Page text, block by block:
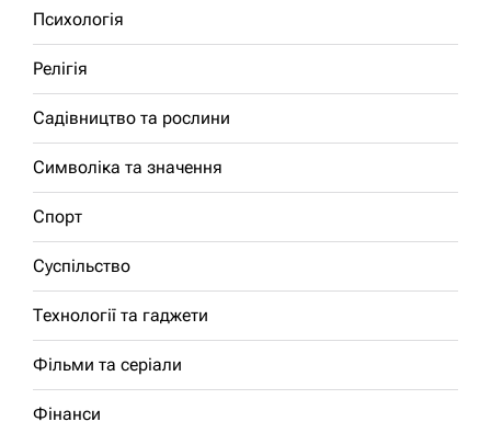
Психологія
Релігія
Садівництво та рослини
Символіка та значення
Спорт
Суспільство
Технології та гаджети
Фільми та серіали
Фінанси